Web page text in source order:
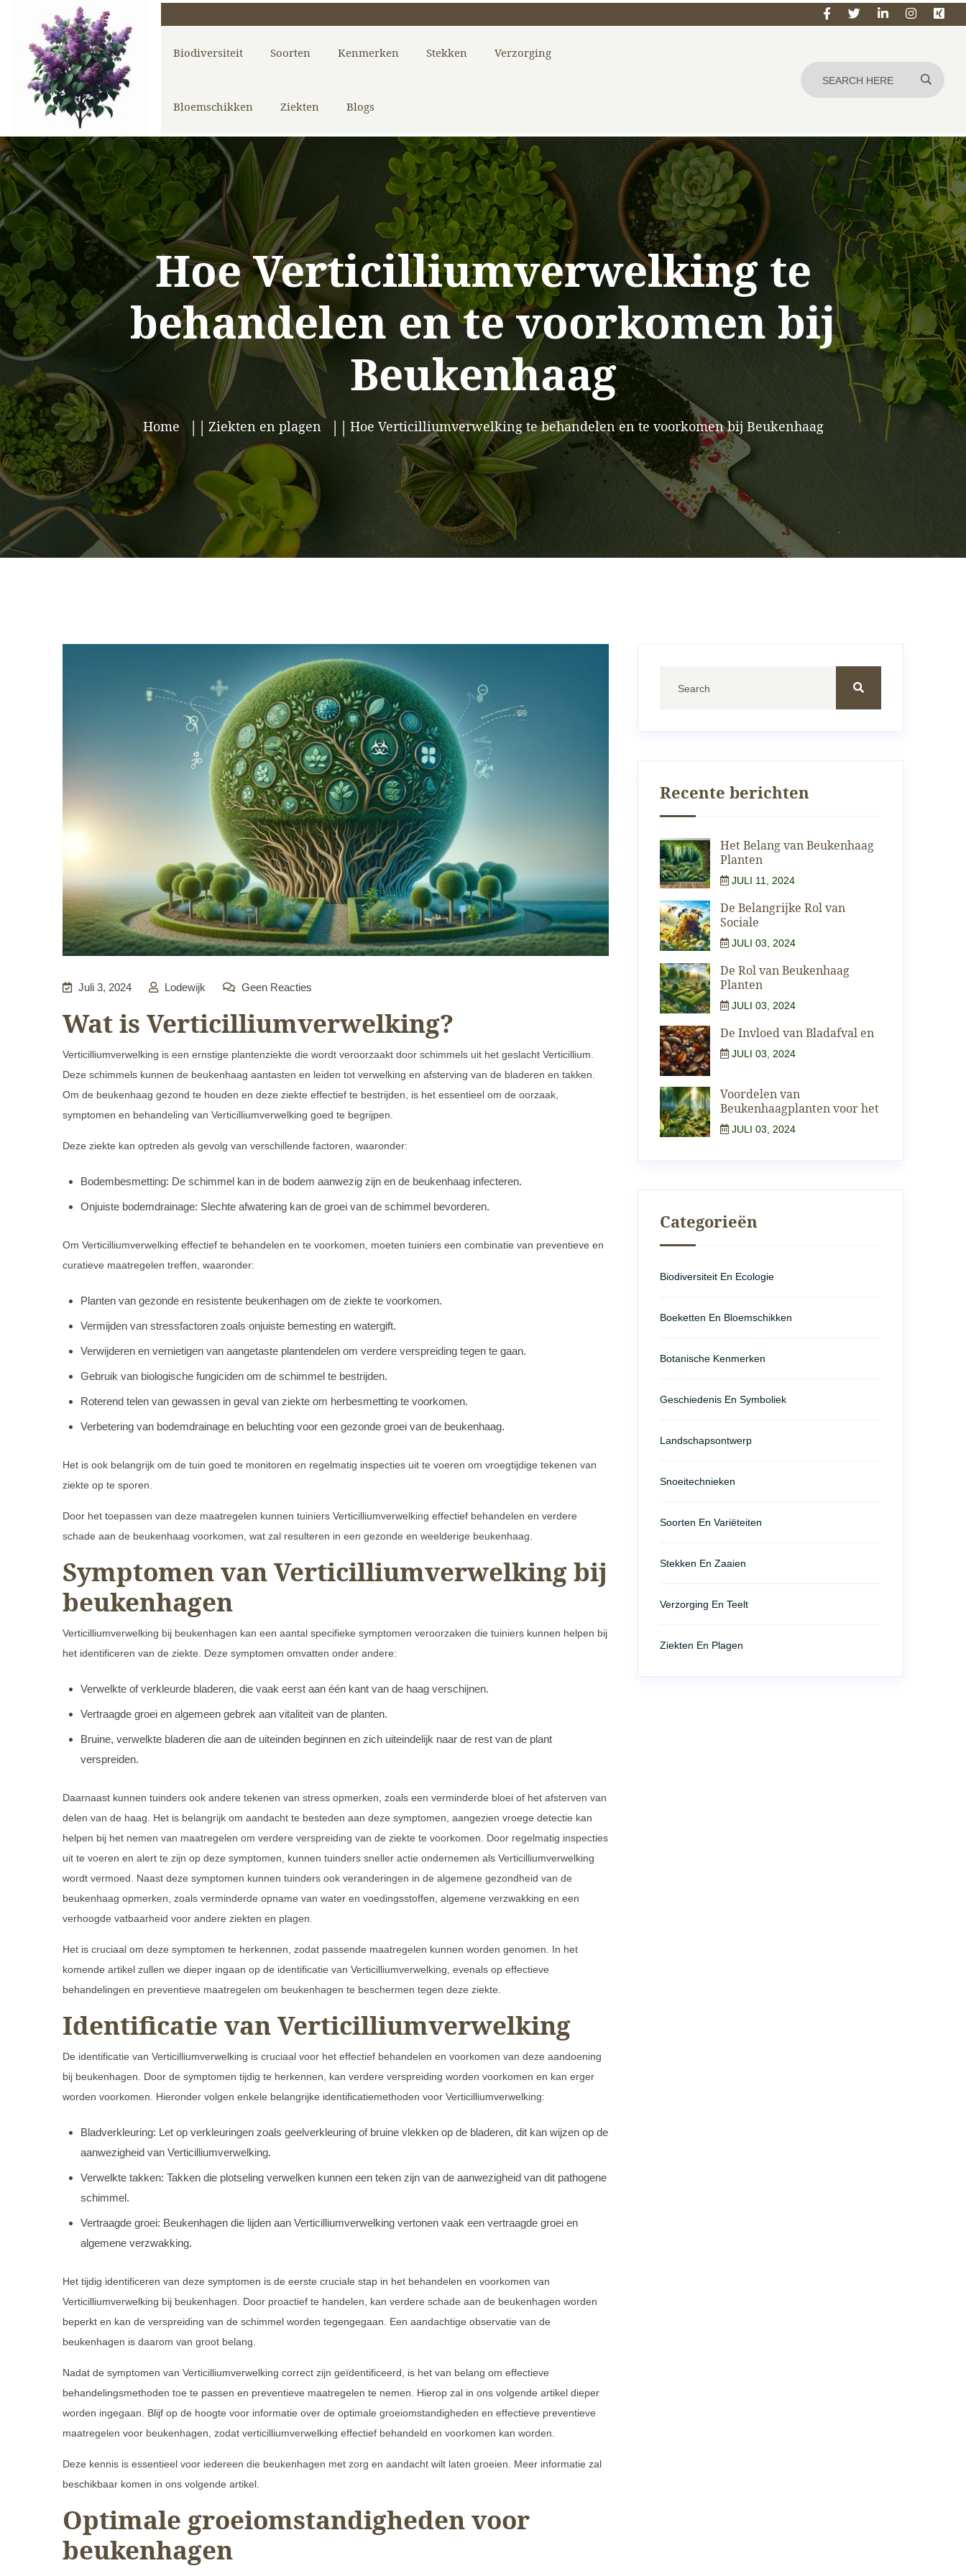
Biodiversiteit Soorten Kenmerken Stekken Verzorging
Bloemschikken Ziekten Blogs
Hoe Verticilliumverwelking te
behandelen en te voorkomen bij
Beukenhaag
Home Ziekten en plagen Hoe Verticilliumverwelking te behandelen en te voorkomen bij Beukenhaag
Juli 3, 2024 Lodewijk Geen Reacties
Wat is Verticilliumverwelking?
Verticilliumverwelking is een ernstige plantenziekte die wordt veroorzaakt door schimmels uit het geslacht Verticillium.
Deze schimmels kunnen de beukenhaag aantasten en leiden tot verwelking en afsterving van de bladeren en takken.
Om de beukenhaag gezond te houden en deze ziekte effectief te bestrijden, is het essentieel om de oorzaak,
symptomen en behandeling van Verticilliumverwelking goed te begrijpen.
Deze ziekte kan optreden als gevolg van verschillende factoren, waaronder:
Bodembesmetting: De schimmel kan in de bodem aanwezig zijn en de beukenhaag infecteren.
Onjuiste bodemdrainage: Slechte afwatering kan de groei van de schimmel bevorderen.
Om Verticilliumverwelking effectief te behandelen en te voorkomen, moeten tuiniers een combinatie van preventieve en
curatieve maatregelen treffen, waaronder:
Planten van gezonde en resistente beukenhagen om de ziekte te voorkomen.
Vermijden van stressfactoren zoals onjuiste bemesting en watergift.
Verwijderen en vernietigen van aangetaste plantendelen om verdere verspreiding tegen te gaan.
Gebruik van biologische fungiciden om de schimmel te bestrijden.
Roterend telen van gewassen in geval van ziekte om herbesmetting te voorkomen.
Verbetering van bodemdrainage en beluchting voor een gezonde groei van de beukenhaag.
Het is ook belangrijk om de tuin goed te monitoren en regelmatig inspecties uit te voeren om vroegtijdige tekenen van
ziekte op te sporen.
Door het toepassen van deze maatregelen kunnen tuiniers Verticilliumverwelking effectief behandelen en verdere
schade aan de beukenhaag voorkomen, wat zal resulteren in een gezonde en weelderige beukenhaag.
Symptomen van Verticilliumverwelking bij
beukenhagen
Verticilliumverwelking bij beukenhagen kan een aantal specifieke symptomen veroorzaken die tuiniers kunnen helpen bij
het identificeren van de ziekte. Deze symptomen omvatten onder andere:
Verwelkte of verkleurde bladeren, die vaak eerst aan één kant van de haag verschijnen.
Vertraagde groei en algemeen gebrek aan vitaliteit van de planten.
Bruine, verwelkte bladeren die aan de uiteinden beginnen en zich uiteindelijk naar de rest van de plant
verspreiden.
Daarnaast kunnen tuinders ook andere tekenen van stress opmerken, zoals een verminderde bloei of het afsterven van
delen van de haag. Het is belangrijk om aandacht te besteden aan deze symptomen, aangezien vroege detectie kan
helpen bij het nemen van maatregelen om verdere verspreiding van de ziekte te voorkomen. Door regelmatig inspecties
uit te voeren en alert te zijn op deze symptomen, kunnen tuinders sneller actie ondernemen als Verticilliumverwelking
wordt vermoed. Naast deze symptomen kunnen tuinders ook veranderingen in de algemene gezondheid van de
beukenhaag opmerken, zoals verminderde opname van water en voedingsstoffen, algemene verzwakking en een
verhoogde vatbaarheid voor andere ziekten en plagen.
Het is cruciaal om deze symptomen te herkennen, zodat passende maatregelen kunnen worden genomen. In het
komende artikel zullen we dieper ingaan op de identificatie van Verticilliumverwelking, evenals op effectieve
behandelingen en preventieve maatregelen om beukenhagen te beschermen tegen deze ziekte.
Identificatie van Verticilliumverwelking
De identificatie van Verticilliumverwelking is cruciaal voor het effectief behandelen en voorkomen van deze aandoening
bij beukenhagen. Door de symptomen tijdig te herkennen, kan verdere verspreiding worden voorkomen en kan erger
worden voorkomen. Hieronder volgen enkele belangrijke identificatiemethoden voor Verticilliumverwelking:
Bladverkleuring: Let op verkleuringen zoals geelverkleuring of bruine vlekken op de bladeren, dit kan wijzen op de
aanwezigheid van Verticilliumverwelking.
Verwelkte takken: Takken die plotseling verwelken kunnen een teken zijn van de aanwezigheid van dit pathogene
schimmel.
Vertraagde groei: Beukenhagen die lijden aan Verticilliumverwelking vertonen vaak een vertraagde groei en
algemene verzwakking.
Het tijdig identificeren van deze symptomen is de eerste cruciale stap in het behandelen en voorkomen van
Verticilliumverwelking bij beukenhagen. Door proactief te handelen, kan verdere schade aan de beukenhagen worden
beperkt en kan de verspreiding van de schimmel worden tegengegaan. Een aandachtige observatie van de
beukenhagen is daarom van groot belang.
Nadat de symptomen van Verticilliumverwelking correct zijn geïdentificeerd, is het van belang om effectieve
behandelingsmethoden toe te passen en preventieve maatregelen te nemen. Hierop zal in ons volgende artikel dieper
worden ingegaan. Blijf op de hoogte voor informatie over de optimale groeiomstandigheden en effectieve preventieve
maatregelen voor beukenhagen, zodat verticilliumverwelking effectief behandeld en voorkomen kan worden.
Deze kennis is essentieel voor iedereen die beukenhagen met zorg en aandacht wilt laten groeien. Meer informatie zal
beschikbaar komen in ons volgende artikel.
Optimale groeiomstandigheden voor
beukenhagen
Recente berichten
Het Belang van Beukenhaag
Planten
JULI 11, 2024
De Belangrijke Rol van
Sociale
JULI 03, 2024
De Rol van Beukenhaag
Planten
JULI 03, 2024
De Invloed van Bladafval en
JULI 03, 2024
Voordelen van
Beukenhaagplanten voor het
JULI 03, 2024
Categorieën
Biodiversiteit En Ecologie
Boeketten En Bloemschikken
Botanische Kenmerken
Geschiedenis En Symboliek
Landschapsontwerp
Snoeitechnieken
Soorten En Variëteiten
Stekken En Zaaien
Verzorging En Teelt
Ziekten En Plagen